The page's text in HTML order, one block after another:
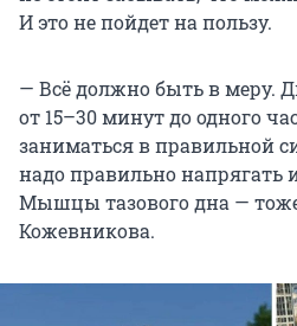
И это не пойдет на пользу.
— Всё должно быть в меру.
от 15–30 минут до одного
заниматься в правильной
надо правильно напрягать
Мышцы тазового дна —
Кожевникова.